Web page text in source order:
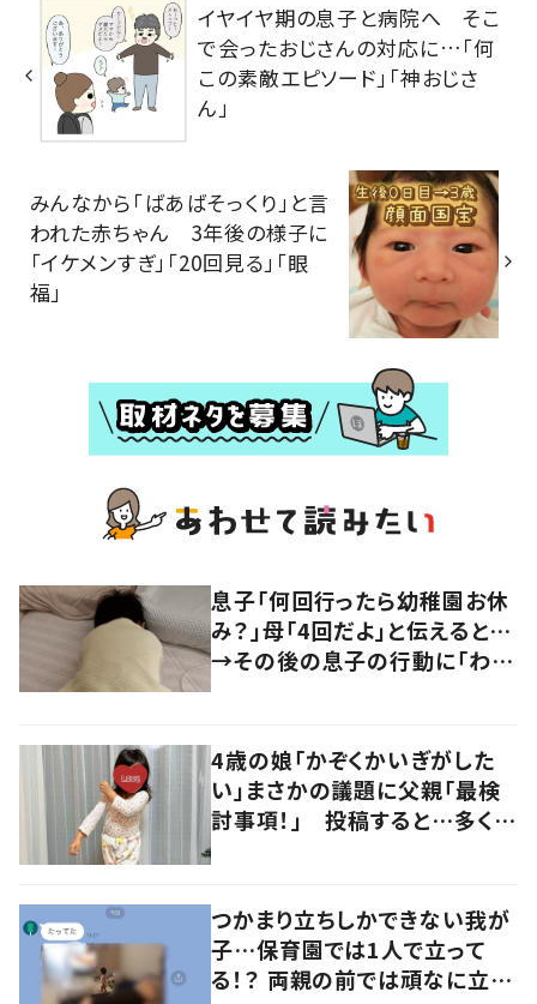
イヤイヤ期の息子と病院へ そこ
で会ったおじさんの対応に…「何
この素敵エピソード」「神おじさ
ん」
みんなから「ばあばそっくり」と言
われた赤ちゃん 3年後の様子に
「イケメンすぎ」「20回見る」「眼
福」
息子「何回行ったら幼稚園お休
み？」母「4回だよ」と伝えると…
→その後の息子の行動に「わか
4歳の娘「かぞくかいぎがした
い」まさかの議題に父親「最検
討事項！」 投稿すると…多くの
つかまり立ちしかできない我が
子…保育園では1人で立って
る！？ 両親の前では頑なに立た